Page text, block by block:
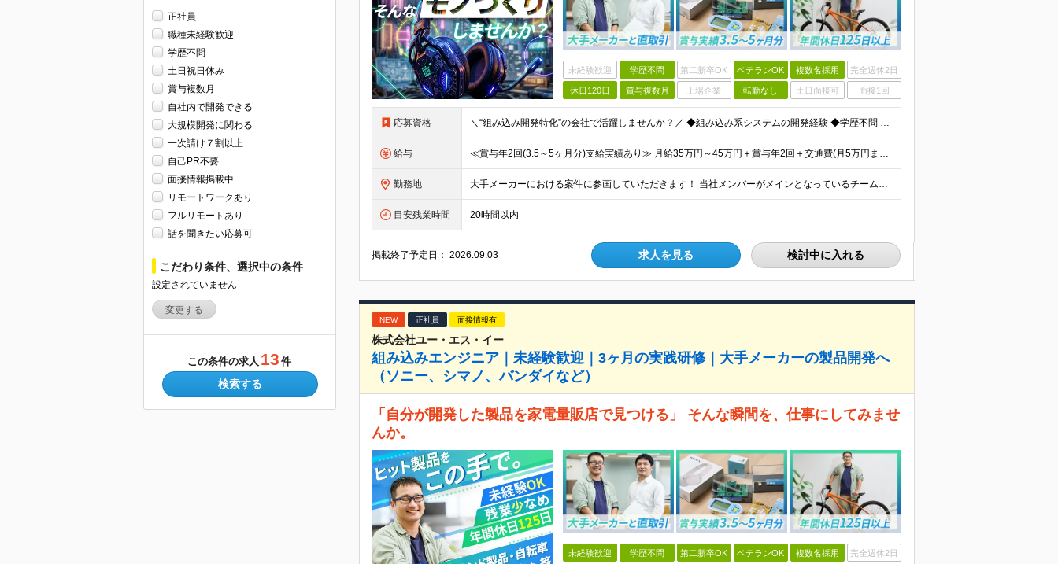
正社員
職種未経験歓迎
学歴不問
土日祝日休み
賞与複数月
自社内で開発できる
大規模開発に関わる
一次請け７割以上
自己PR不要
面接情報掲載中
リモートワークあり
フルリモートあり
話を聞きたい応募可
こだわり条件、選択中の条件
設定されていません
変更する
この条件の求人 13 件
検索する
未経験歓迎 学歴不問 第二新卒OK ベテランOK 複数名採用 完全週休2日
休日120日 賞与複数月 上場企業 転勤なし 土日面接可 面接1回
応募資格 ＼“組み込み開発特化”の会社で活躍しませんか？／ ◆組み込み系システムの開発経験 ◆学歴不問 ＜こんな方をお待ちしてます！＞ ◎モノづくりを突き詰めていきたい職人気質の方 ◎指示待ちではなく、主体的
給与 ≪賞与年2回(3.5～5ヶ月分)支給実績あり≫ 月給35万円～45万円＋賞与年2回＋交通費(月5万円まで)＋資格取得支援・手当あり＋時間外手当(100％支給) ※経験・知識・技術などを最大限考慮した
勤務地 大手メーカーにおける案件に参画していただきます！ 当社メンバーがメインとなっているチームに配属されるので、ご安心ください。 もちろん、希望もしっかりと考慮します。 ■東京本社、大阪事務所、および東京
目安残業時間 20時間以内
掲載終了予定日：2026.09.03 求人を見る 検討中に入れる
NEW 正社員 面接情報有
株式会社ユー・エス・イー
組み込みエンジニア｜未経験歓迎｜3ヶ月の実践研修｜大手メーカーの製品開発へ
（ソニー、シマノ、バンダイなど）
「自分が開発した製品を家電量販店で見つける」 そんな瞬間を、仕事にしてみませ
んか。
未経験歓迎 学歴不問 第二新卒OK ベテランOK 複数名採用 完全週休2日